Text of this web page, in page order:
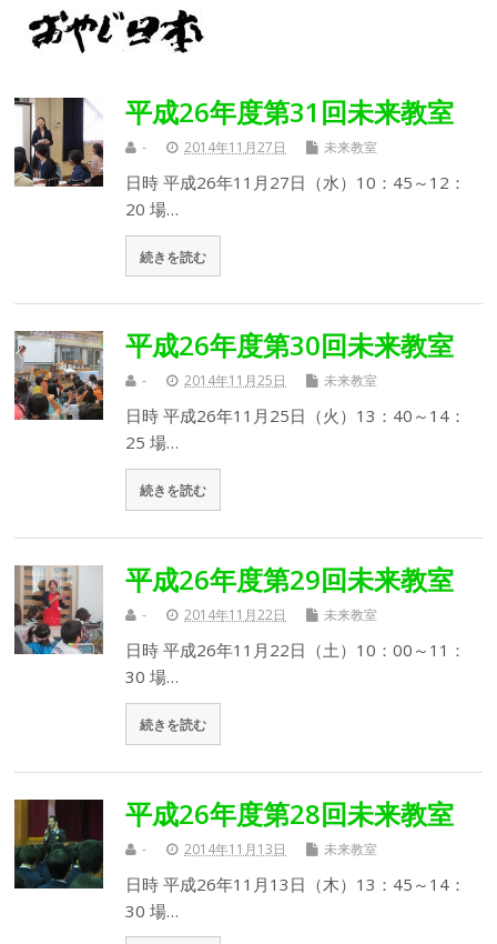
平成26年度第31回未来教室
- 2014年11月27日 未来教室
日時 平成26年11月27日（水）10：45～12：
20 場…
続きを読む
平成26年度第30回未来教室
- 2014年11月25日 未来教室
日時 平成26年11月25日（火）13：40～14：
25 場…
続きを読む
平成26年度第29回未来教室
- 2014年11月22日 未来教室
日時 平成26年11月22日（土）10：00～11：
30 場…
続きを読む
平成26年度第28回未来教室
- 2014年11月13日 未来教室
日時 平成26年11月13日（木）13：45～14：
30 場…